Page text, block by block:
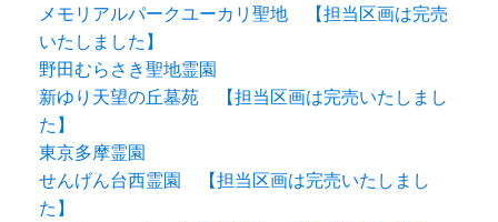
メモリアルパークユーカリ聖地 【担当区画は完売
いたしました】
野田むらさき聖地霊園
新ゆり天望の丘墓苑 【担当区画は完売いたしまし
た】
東京多摩霊園
せんげん台西霊園 【担当区画は完売いたしまし
た】